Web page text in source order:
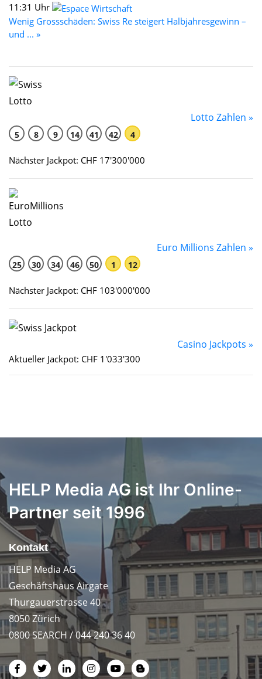
11:31 Uhr
Wenig Grossschäden: Swiss Re steigert Halbjahresgewinn –
und ... »
Lotto Zahlen »
5 8 9 14 41 42 4
Nächster Jackpot: CHF 17'300'000
Euro Millions Zahlen »
25 30 34 46 50 1 12
Nächster Jackpot: CHF 103'000'000
Casino Jackpots »
Aktueller Jackpot: CHF 1'033'300
HELP Media AG ist Ihr Online-
Partner seit 1996
Kontakt
HELP Media AG
Geschäftshaus Airgate
Thurgauerstrasse 40
8050 Zürich
0800 SEARCH / 044 240 36 40